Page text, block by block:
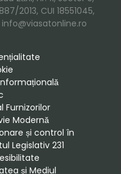
2013, CUI 18551045,
info@viasatonline.ro
Furnizorilor
Modernă
și control în
Legislativ 231
și Mediul